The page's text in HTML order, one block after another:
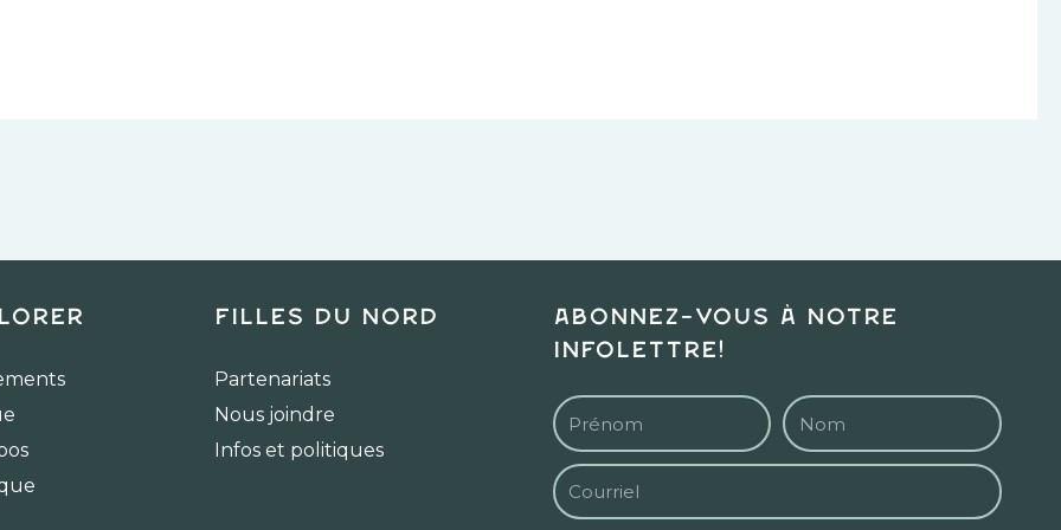
Filles du Nord
Partenariats
Nous joindre
Infos et politiques
Abonnez-vous à notre
infolettre!